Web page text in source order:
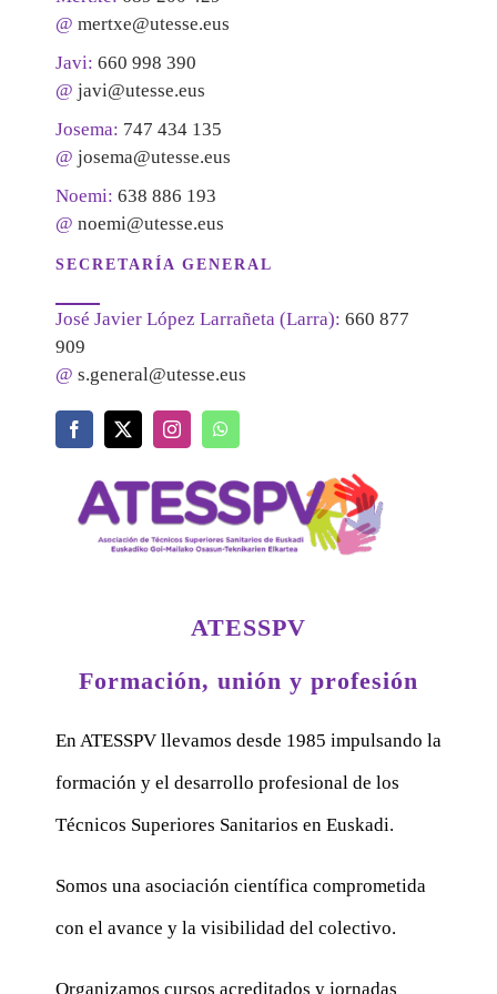
@ mertxe@utesse.eus
Javi: 660 998 390
@ javi@utesse.eus
Josema: 747 434 135
@ josema@utesse.eus
Noemi: 638 886 193
@ noemi@utesse.eus
SECRETARÍA GENERAL
José Javier López Larrañeta (Larra): 660 877
909
@ s.general@utesse.eus
ATESSPV
Formación, unión y profesión
En ATESSPV llevamos desde 1985 impulsando la
formación y el desarrollo profesional de los
Técnicos Superiores Sanitarios en Euskadi.
Somos una asociación científica comprometida
con el avance y la visibilidad del colectivo.
Organizamos cursos acreditados y jornadas